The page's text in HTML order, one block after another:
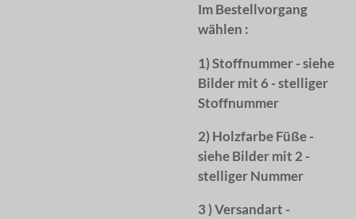
Im Bestellvorgang
wählen :
1) Stoffnummer - siehe
Bilder mit 6 - stelliger
Stoffnummer
2) Holzfarbe Füße -
siehe Bilder mit 2 -
stelliger Nummer
3 ) Versandart -